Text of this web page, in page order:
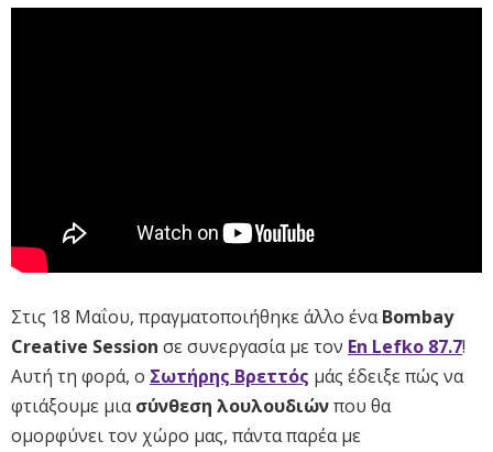
Στις 18 Μαΐου, πραγματοποιήθηκε άλλο έναBombay
Creative Session σε συνεργασία με τον Εn Lefko 87.7!
Αυτή τη φορά, ο Σωτήρης Βρεττός μάς έδειξε πώς να
φτιάξουμε μιασύνθεση λουλουδιώνπου θα
ομορφύνει τον χώρο μας, πάντα παρέα με